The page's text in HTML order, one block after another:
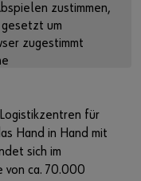
zustimmen,
um
zugestimmt
Seite.
für
Hand in Hand mit
sich im
von ca. 70.000